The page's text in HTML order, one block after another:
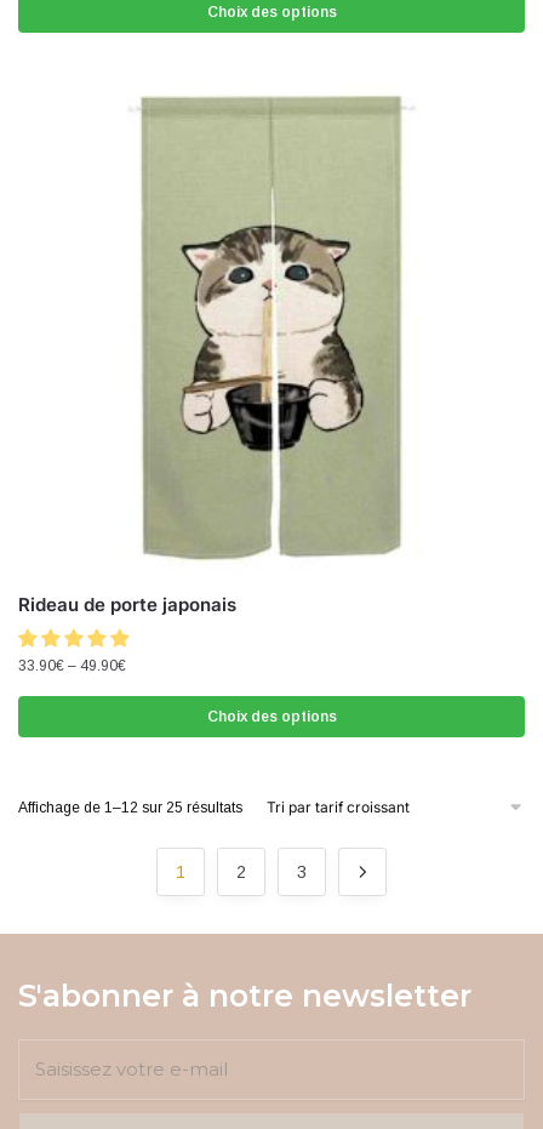
Choix des options
Rideau de porte japonais
33.90€ – 49.90€
Choix des options
Affichage de 1–12 sur 25 résultats
1 2 3
S'abonner à notre newsletter